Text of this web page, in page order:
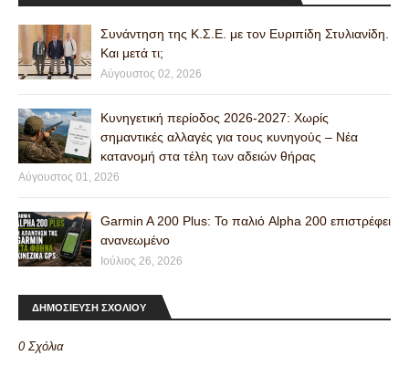
Συνάντηση της Κ.Σ.Ε. με τον Ευριπίδη Στυλιανίδη.
Και μετά τι;
Αύγουστος 02, 2026
Κυνηγετική περίοδος 2026-2027: Χωρίς
σημαντικές αλλαγές για τους κυνηγούς – Νέα
κατανομή στα τέλη των αδειών θήρας
Αύγουστος 01, 2026
Garmin A 200 Plus: Το παλιό Alpha 200 επιστρέφει
ανανεωμένο
Ιούλιος 26, 2026
ΔΗΜΟΣΙΕΥΣΗ ΣΧΟΛΙΟΥ
0 Σχόλια